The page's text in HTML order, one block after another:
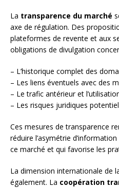
La transparence du marché
axe de régulation. Des
plateformes de revente et aux
obligations de divulgation
– L’historique complet des
– Les liens éventuels avec des
– Le trafic antérieur et
– Les risques juridiques
Ces mesures de transparence
réduire l’asymétrie
ce marché et qui favorise les
La dimension internationale de
également. La coopération